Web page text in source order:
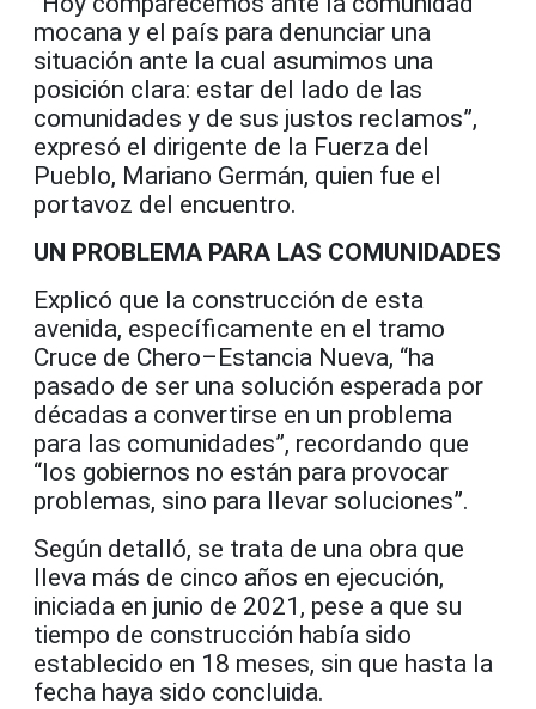
mocana y el país para denunciar una
situación ante la cual asumimos una
posición clara: estar del lado de las
comunidades y de sus justos reclamos”,
expresó el dirigente de la Fuerza del
Pueblo, Mariano Germán, quien fue el
portavoz del encuentro.
UN PROBLEMA PARA LAS COMUNIDADES
Explicó que la construcción de esta
avenida, específicamente en el tramo
Cruce de Chero–Estancia Nueva, “ha
pasado de ser una solución esperada por
décadas a convertirse en un problema
para las comunidades”, recordando que
“los gobiernos no están para provocar
problemas, sino para llevar soluciones”.
Según detalló, se trata de una obra que
lleva más de cinco años en ejecución,
iniciada en junio de 2021, pese a que su
tiempo de construcción había sido
establecido en 18 meses, sin que hasta la
fecha haya sido concluida.